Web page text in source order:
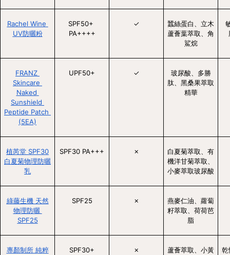
Rachel Wine
UV防曬粉
SPF50+
PA++++
✓
蠶絲蛋白、立木
蘆薈葉萃取、角
鯊烷
FRANZ
Skincare
Naked
Sunshield
Peptide Patch
(5EA)
UPF50+ ✓
玻尿酸、多勝
肽、黑桑果萃取
精華
植芮堂 SPF30
白夏菊物理防曬
乳
SPF30 PA+++ ✗
白夏菊萃取、有
機洋甘菊萃取、
小麥萃取玻尿酸
綠藤生機 天然
物理防曬
SPF25
SPF25 ✗
燕麥仁油、蘿蔔
籽萃取、荷荷芭
脂
專顏制所 純粹
SPF30+ ✗
蘆薈萃取、小黃
乾